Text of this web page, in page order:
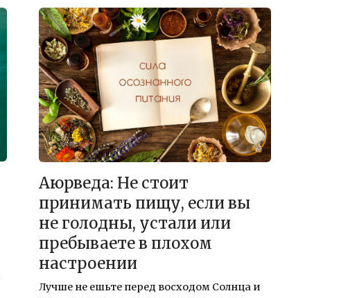
Аюрведа: Не стоит
принимать пищу, если вы
не голодны, устали или
пребываете в плохом
настроении
Лучше не ешьте перед восходом Солнца и